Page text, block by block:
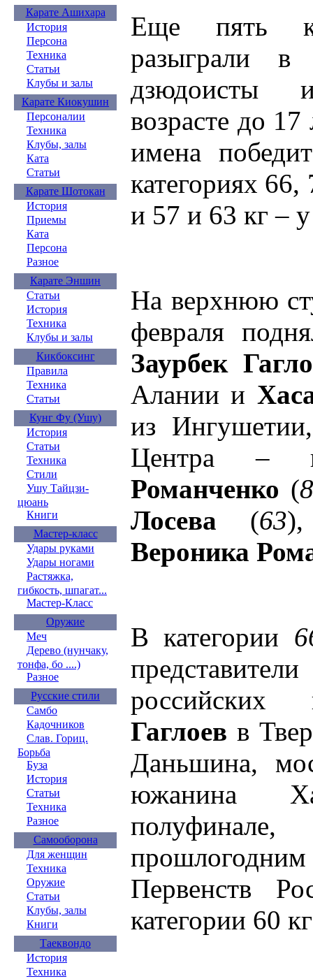
Карате Ашихара
История
Персона
Техника
Статьи
Клубы и залы
Карате Киокушин
Персоналии
Техника
Клубы, залы
Ката
Статьи
Карате Шотокан
История
Приемы
Ката
Персона
Разное
Карате Эншин
Статьи
История
Техника
Клубы и залы
Кикбоксинг
Правила
Техника
Статьи
Кунг Фу (Ушу)
История
Статьи
Техника
Стили
Ушу Тайцзи-
цюань
Книги
Мастер-класс
Удары руками
Удары ногами
Растяжка,
гибкость, шпагат...
Мастер-Класс
Оружие
Меч
Дерево (нунчаку,
тонфа, бо ....)
Разное
Русские стили
Самбо
Кадочников
Слав. Гориц.
Борьба
Буза
История
Статьи
Техника
Разное
Самооборона
Для женщин
Техника
Оружие
Статьи
Клубы, залы
Книги
Таеквондо
История
Техника
Еще пять
разыграли в
дзюдоисты
возрасте до 17
имена
категориях
и 57 и 63 кг –
На верхнюю
февраля
Заурбек
Алании и
из
Центра –
Романченко (
Лосева (63
Вероника
В категории
Гаглоев в
Даньшина,
южанина
Первенств
категории 60